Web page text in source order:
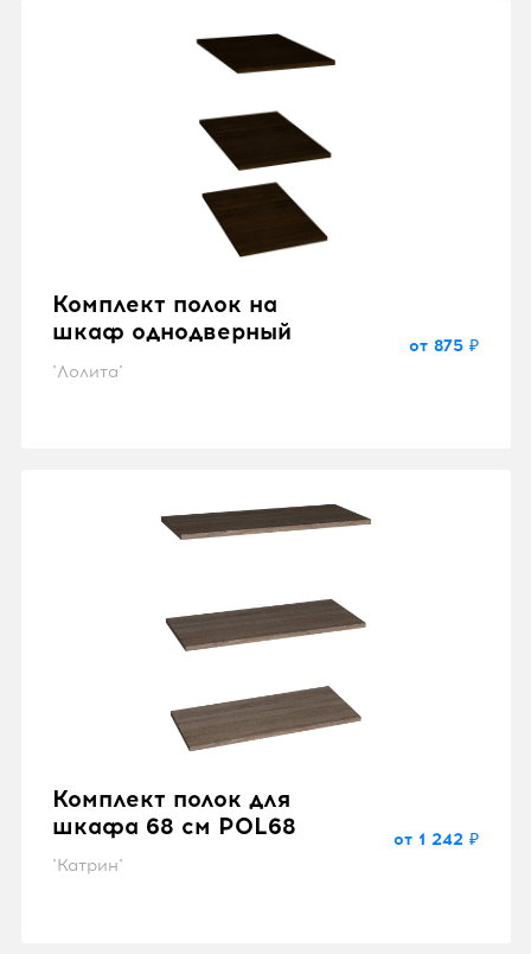
Комплект полок на
шкаф однодверный
"Лолита"
от 875 ₽
Комплект полок для
шкафа 68 см POL68
"Катрин"
от 1 242 ₽